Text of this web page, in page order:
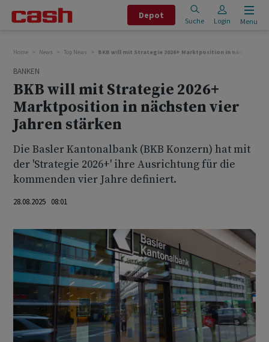
Depot
Suche Login Menu
Home News Top News BKB will mit Strategie 2026+ Marktposition in nächsten
BANKEN
BKB will mit Strategie 2026+
Marktposition in nächsten vier
Jahren stärken
Die Basler Kantonalbank (BKB Konzern) hat mit
der 'Strategie 2026+' ihre Ausrichtung für die
kommenden vier Jahre definiert.
28.08.2025 08:01